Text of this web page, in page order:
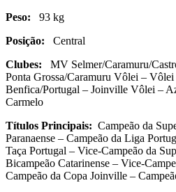
Peso: 93 kg
Posição: Central
Clubes: MV Selmer/Caramuru/
Ponta Grossa/Caramuru Vôlei –
Benfica/Portugal – Joinville Vôlei –
Carmelo
Títulos Principais: Campeão da
Paranaense – Campeão da Liga
Taça Portugal – Vice-Campeão da
Bicampeão Catarinense – Vice-
Campeão da Copa Joinville –